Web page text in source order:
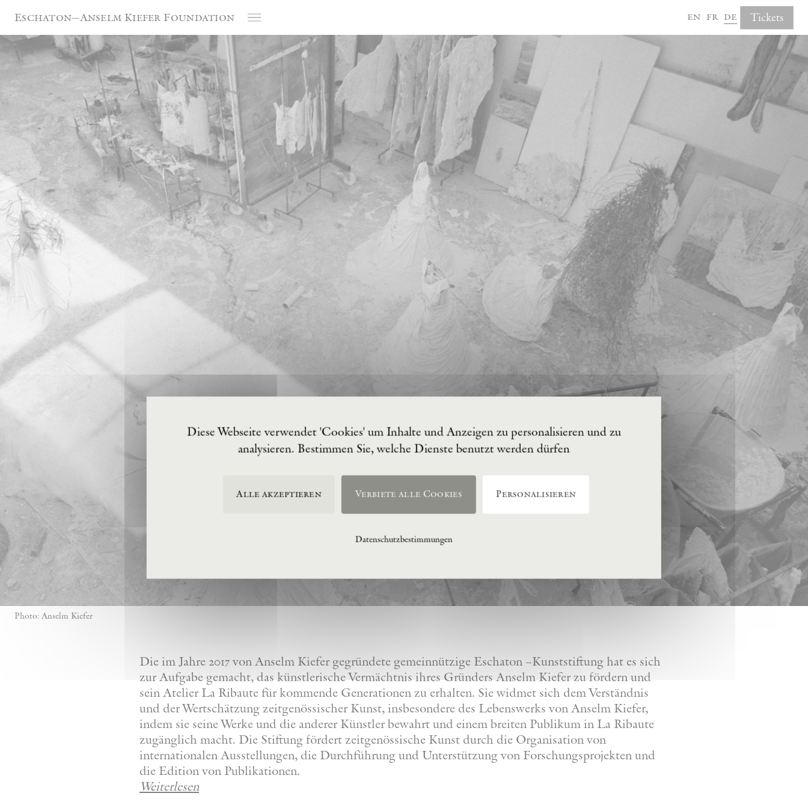
Eschaton—Anselm Kiefer Foundation en fr de Tickets
Photo: Anselm Kiefer
Die im Jahre 2017 von Anselm Kiefer gegründete gemeinnützige Eschaton –Kunststiftung hat es sich
zur Aufgabe gemacht, das künstlerische Vermächtnis ihres Gründers Anselm Kiefer zu fördern und
sein Atelier La Ribaute für kommende Generationen zu erhalten. Sie widmet sich dem Verständnis
und der Wertschätzung zeitgenössischer Kunst, insbesondere des Lebenswerks von Anselm Kiefer,
indem sie seine Werke und die anderer Künstler bewahrt und einem breiten Publikum in La Ribaute
zugänglich macht. Die Stiftung fördert zeitgenössische Kunst durch die Organisation von
internationalen Ausstellungen, die Durchführung und Unterstützung von Forschungsprojekten und
die Edition von Publikationen.
Weiterlesen
Diese Webseite verwendet 'Cookies' um Inhalte und Anzeigen zu personalisieren und zu
analysieren. Bestimmen Sie, welche Dienste benutzt werden dürfen
Alle akzeptieren Verbiete alle Cookies Personalisieren
Datenschutzbestimmungen